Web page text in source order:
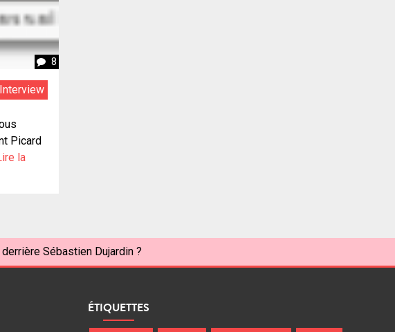
8
Interview
Picard
la
Sébastien Dujardin ?
ÉTIQUETTES